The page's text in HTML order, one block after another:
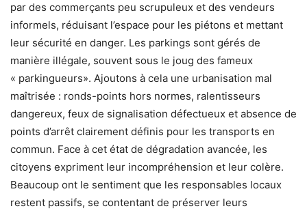
par des commerçants peu scrupuleux et des vendeurs
informels, réduisant l’espace pour les piétons et mettant
leur sécurité en danger. Les parkings sont gérés de
manière illégale, souvent sous le joug des fameux
« parkingueurs». Ajoutons à cela une urbanisation mal
maîtrisée : ronds-points hors normes, ralentisseurs
dangereux, feux de signalisation défectueux et absence de
points d’arrêt clairement définis pour les transports en
commun. Face à cet état de dégradation avancée, les
citoyens expriment leur incompréhension et leur colère.
Beaucoup ont le sentiment que les responsables locaux
restent passifs, se contentant de préserver leurs